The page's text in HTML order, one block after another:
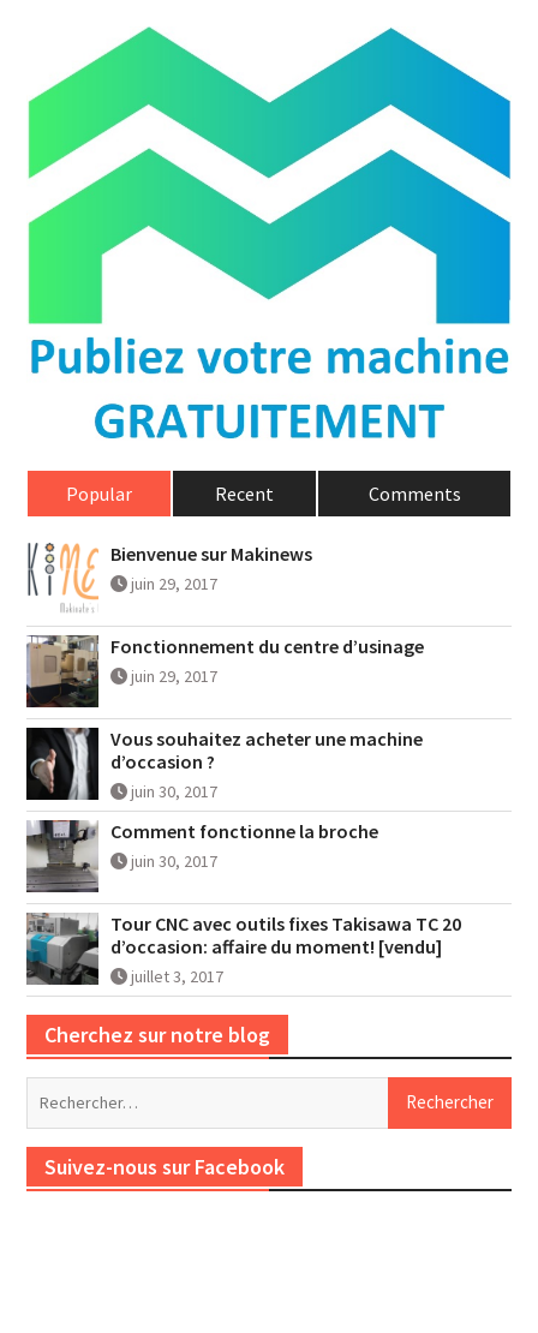
Popular Recent Comments
Bienvenue sur Makinews
juin 29, 2017
Fonctionnement du centre d’usinage
juin 29, 2017
Vous souhaitez acheter une machine
d’occasion ?
juin 30, 2017
Comment fonctionne la broche
juin 30, 2017
Tour CNC avec outils fixes Takisawa TC 20
d’occasion: affaire du moment! [vendu]
juillet 3, 2017
Cherchez sur notre blog
Suivez-nous sur Facebook